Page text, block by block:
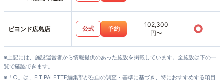
ビヨンド広島店 公式 予約
102,300
円〜
○
※上記には、施設運営者から情報提供のあった施設を掲載しています。全施設は下の一
覧で確認できます。
※「○」は、FIT PALETTE編集部が独自の調査・基準に基づき、特におすすめする項目